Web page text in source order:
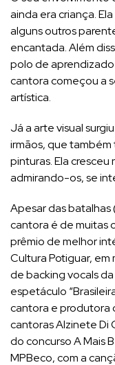
ainda era criança.
alguns outros
encantada. Além
polo de aprendizado
cantora começou a
artística.
Já a arte visual
irmãos, que
pinturas. Ela
admirando-os, se
Apesar das
cantora é de muitas
prêmio de melhor
Cultura Potiguar,
de backing vocals
espetáculo
cantora e produtora
cantoras Alzinete Di
do concurso A Mais
MPBeco, com a